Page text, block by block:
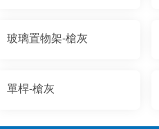
玻璃置物架-槍灰
單桿-槍灰